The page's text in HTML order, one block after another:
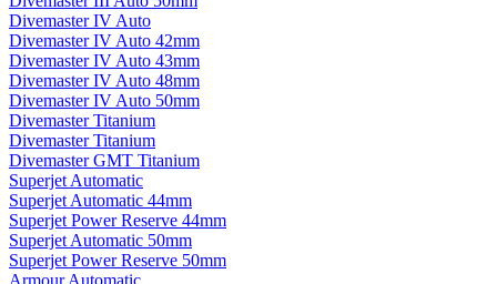
Divemaster IV Auto
Divemaster IV Auto 42mm
Divemaster IV Auto 43mm
Divemaster IV Auto 48mm
Divemaster IV Auto 50mm
Divemaster Titanium
Divemaster Titanium
Divemaster GMT Titanium
Superjet Automatic
Superjet Automatic 44mm
Superjet Power Reserve 44mm
Superjet Automatic 50mm
Superjet Power Reserve 50mm
Armour Automatic